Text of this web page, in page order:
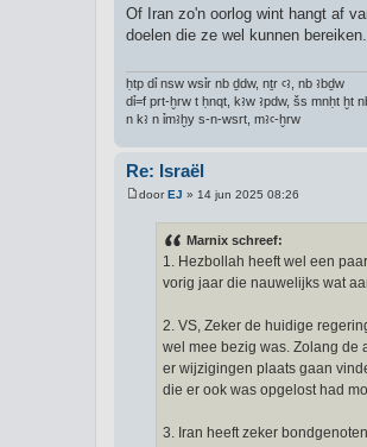
e
r
i
t
Of Iran zo'n oorlog wint hangt af
doelen die ze wel kunnen bereiken.
ḥtp dỉ nsw wsỉr nb ḏdw, nṯr ꜥꜣ, nb ꜣbḏw
dỉ=f prt-ḫrw t ḥnqt, kꜣw ꜣpdw, šs mnḥt ḫt
n kꜣ n ỉmꜣḫy s-n-wsrt, mꜣꜥ-ḫrw
Re: Israël
doorEJ » 14 jun 2025 08:26
Marnix schreef:
1. Hezbollah heeft wel een
vorig jaar die nauwelijks wat
2. VS, Zeker de huidige
wel mee bezig was. Zolang de
er wijzigingen plaats gaan
die er ook was opgelost had
3. Iran heeft zeker